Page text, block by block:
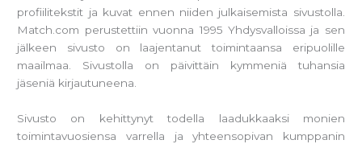
profiilitekstit ja kuvat ennen niiden julkaisemista sivustolla.
Match.com perustettiin vuonna 1995 Yhdysvalloissa ja sen
jälkeen sivusto on laajentanut toimintaansa eripuolille
maailmaa. Sivustolla on päivittäin kymmeniä tuhansia
jäseniä kirjautuneena.
Sivusto on kehittynyt todella laadukkaaksi monien
toimintavuosiensa varrella ja yhteensopivan kumppanin